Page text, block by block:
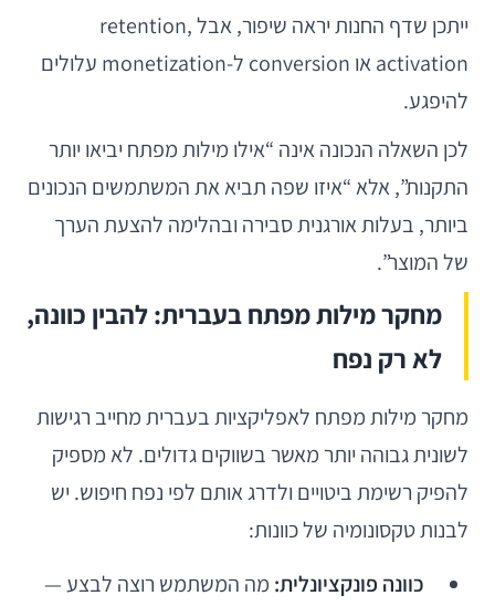
ייתכן שדף החנות יראה שיפור, אבל retention,
activation או conversion ל-monetization עלולים
להיפגע.
לכן השאלה הנכונה אינה “אילו מילות מפתח יביאו יותר
התקנות”, אלא “איזו שפה תביא את המשתמשים הנכונים
ביותר, בעלות אורגנית סבירה ובהלימה להצעת הערך
של המוצר”.
מחקר מילות מפתח בעברית: להבין כוונה,
לא רק נפח
מחקר מילות מפתח לאפליקציות בעברית מחייב רגישות
לשונית גבוהה יותר מאשר בשווקים גדולים. לא מספיק
להפיק רשימת ביטויים ולדרג אותם לפי נפח חיפוש. יש
לבנות טקסונומיה של כוונות:
כוונה פונקציונלית: מה המשתמש רוצה לבצע —